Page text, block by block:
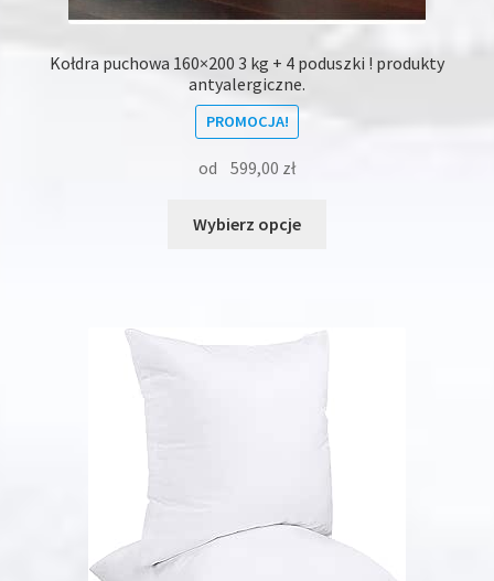
Kołdra puchowa 160×200 3 kg + 4 poduszki ! produkty
antyalergiczne.
PROMOCJA!
od 599,00 zł
Wybierz opcje
wybrać
na